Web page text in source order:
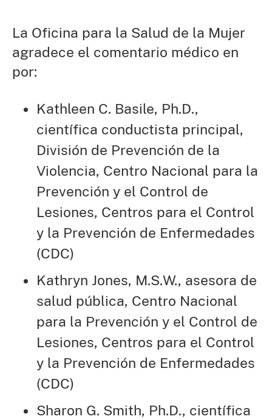
La Oficina para la Salud de la Mujer
agradece el comentario médico en
por:
Kathleen C. Basile, Ph.D.,
científica conductista principal,
División de Prevención de la
Violencia, Centro Nacional para la
Prevención y el Control de
Lesiones, Centros para el Control
y la Prevención de Enfermedades
(CDC)
Kathryn Jones, M.S.W., asesora de
salud pública, Centro Nacional
para la Prevención y el Control de
Lesiones, Centros para el Control
y la Prevención de Enfermedades
(CDC)
Sharon G. Smith, Ph.D., científica